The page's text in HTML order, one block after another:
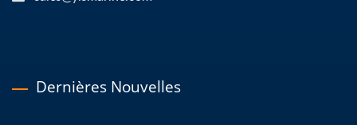
Dernières Nouvelles